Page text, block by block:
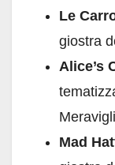
Le
giostra
Alice’s
Mad